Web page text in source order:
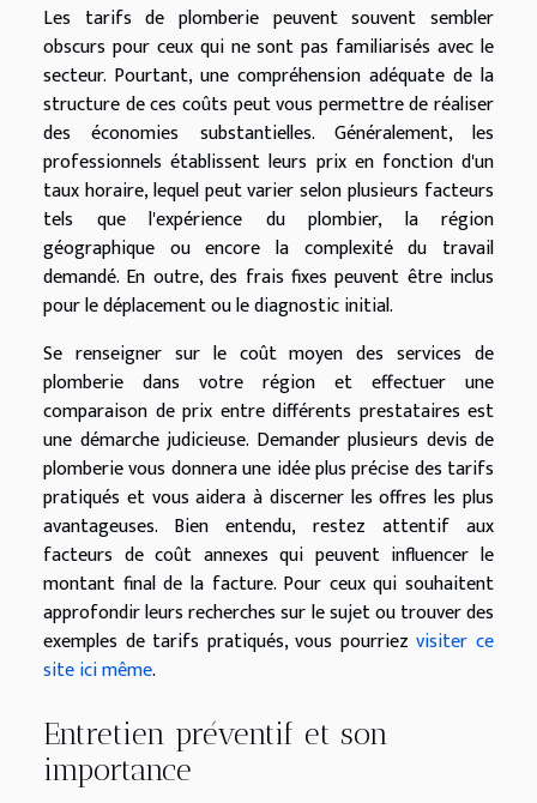
Les tarifs de plomberie peuvent souvent sembler
obscurs pour ceux qui ne sont pas familiarisés avec le
secteur. Pourtant, une compréhension adéquate de la
structure de ces coûts peut vous permettre de réaliser
des économies substantielles. Généralement, les
professionnels établissent leurs prix en fonction d'un
taux horaire, lequel peut varier selon plusieurs facteurs
tels que l'expérience du plombier, la région
géographique ou encore la complexité du travail
demandé. En outre, des frais fixes peuvent être inclus
pour le déplacement ou le diagnostic initial.
Se renseigner sur le coût moyen des services de
plomberie dans votre région et effectuer une
comparaison de prix entre différents prestataires est
une démarche judicieuse. Demander plusieurs devis de
plomberie vous donnera une idée plus précise des tarifs
pratiqués et vous aidera à discerner les offres les plus
avantageuses. Bien entendu, restez attentif aux
facteurs de coût annexes qui peuvent influencer le
montant final de la facture. Pour ceux qui souhaitent
approfondir leurs recherches sur le sujet ou trouver des
exemples de tarifs pratiqués, vous pourriezvisiter ce
site ici même.
Entretien préventif et son
importance